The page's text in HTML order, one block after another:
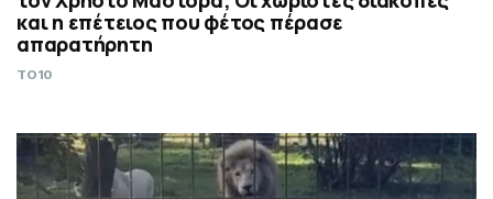
και η επέτειος που φέτος πέρασε
απαρατήρητη
TO10